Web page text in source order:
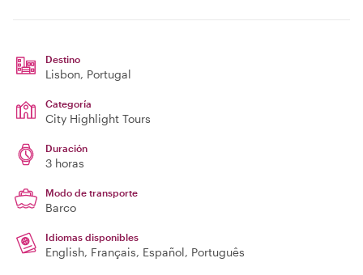
Destino
Lisbon, Portugal
Categoría
City Highlight Tours
Duración
3 horas
Modo de transporte
Barco
Idiomas disponibles
English, Français, Español, Português